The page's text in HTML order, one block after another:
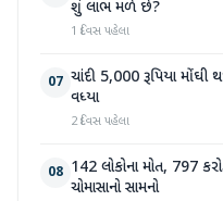
શું લાભ મળે છે?
1 દિવસ પહેલા
07 ચાંદી 5,000 રૂપિયા મોંઘી
વધ્યા
2 દિવસ પહેલા
08 142 લોકોના મોત, 797
ચોમાસાનો સામનો